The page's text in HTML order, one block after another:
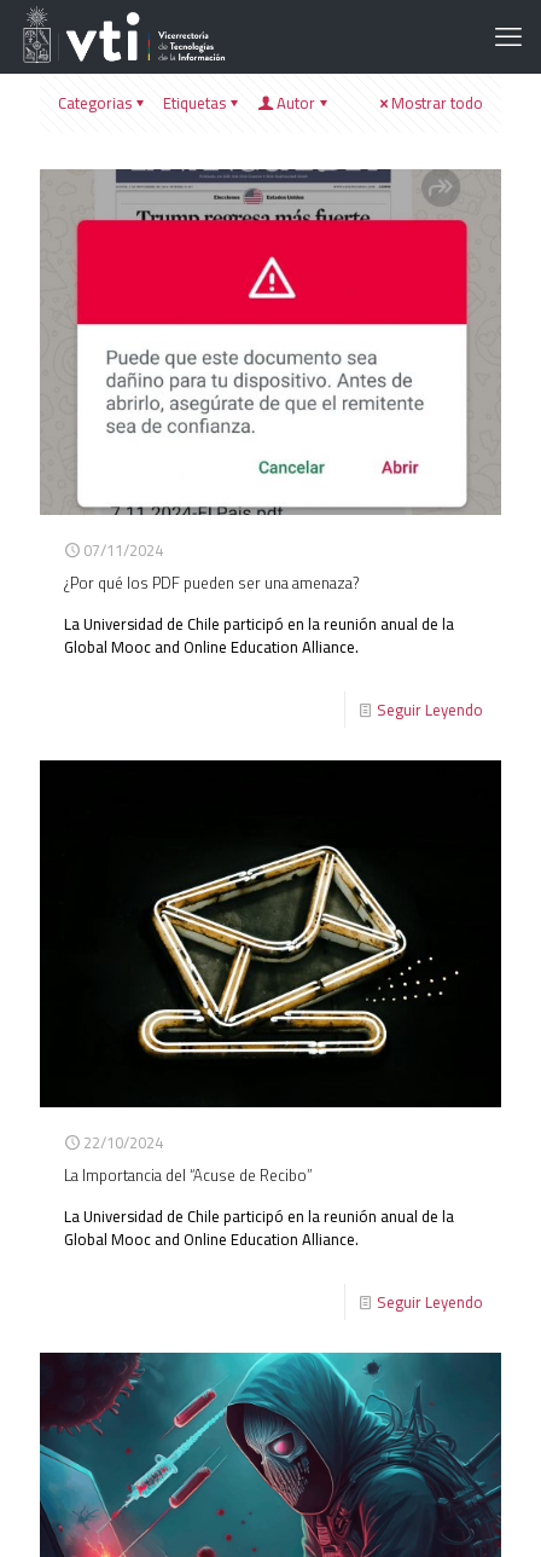
Categorias Etiquetas Autor Mostrar todo
07/11/2024
¿Por qué los PDF pueden ser una amenaza?
La Universidad de Chile participó en la reunión anual de la
Global Mooc and Online Education Alliance.
Seguir Leyendo
22/10/2024
La Importancia del “Acuse de Recibo”
La Universidad de Chile participó en la reunión anual de la
Global Mooc and Online Education Alliance.
Seguir Leyendo